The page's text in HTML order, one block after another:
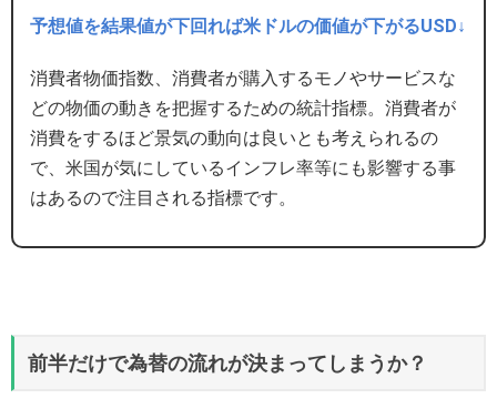
予想値を結果値が下回れば米ドルの価値が下がるUSD↓
消費者物価指数、消費者が購入するモノやサービスな
どの物価の動きを把握するための統計指標。消費者が
消費をするほど景気の動向は良いとも考えられるの
で、米国が気にしているインフレ率等にも影響する事
はあるので注目される指標です。
前半だけで為替の流れが決まってしまうか？